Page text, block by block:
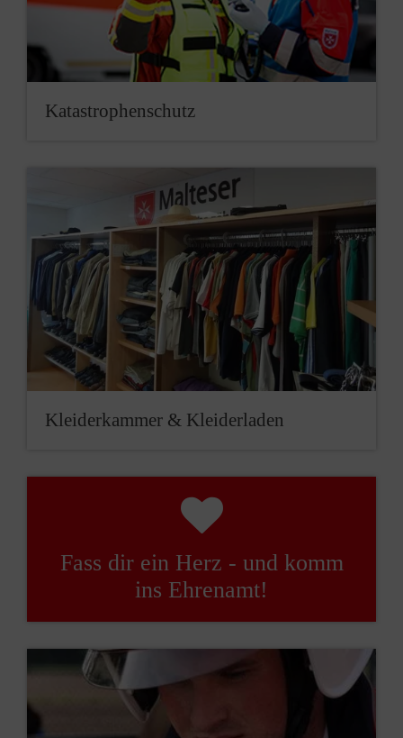
Ka­ta­stro­phen­schutz
Kleider­kammer & Kleider­laden
Fass dir ein Herz - und komm
ins Ehrenamt!